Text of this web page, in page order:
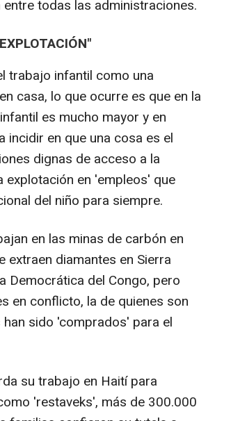
todas las administraciones.
trabajo infantil como una
casa, lo que ocurre es que en la
es mucho mayor y en
incidir en que una cosa es el
dignas de acceso a la
explotación en 'empleos' que
del niño para siempre.
en las minas de carbón en
extraen diamantes en Sierra
Democrática del Congo, pero
en conflicto, la de quienes son
sido 'comprados' para el
su trabajo en Haití para
'restaveks', más de 300.000